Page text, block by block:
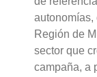
autonomías,
Región de
sector que
campaña, a